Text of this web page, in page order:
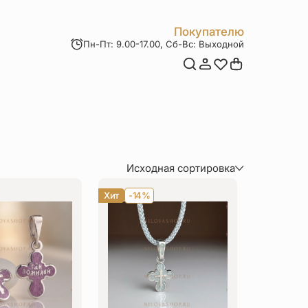
Покупателю
Пн-Пт: 9.00-17.00, Сб-Вс: Выходной
Исходная сортировка
По популярности
По цене (сначала дороже)
По цене (сначала дешевле)
По величине скидки
Хит -14%